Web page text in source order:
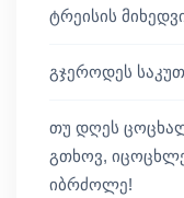
ტრეისის
გჯეროდეს
თუ დღეს
გთხოვ,
იბრძოლე!